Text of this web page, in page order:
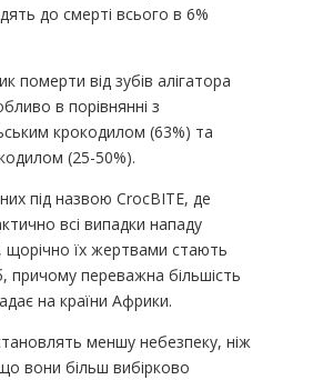
до смерті всього в 6%
померти від зубів алігатора
в порівнянні з
крокодилом (63%) та
(25-50%).
під назвою CrocBITE, де
всі випадки нападу
щорічно їх жертвами стають
причому переважна більшість
на країни Африки.
меншу небезпеку, ніж
вони більш вибірково